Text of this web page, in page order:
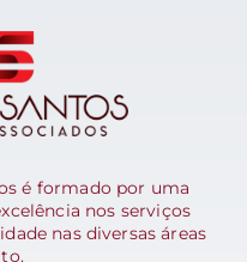
é formado por uma
nos serviços
nas diversas áreas